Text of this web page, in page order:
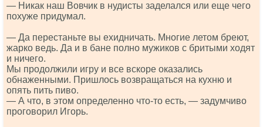
— Никак наш Вовчик в нудисты заделался или еще чего
похуже придумал.
— Да перестаньте вы ехидничать. Многие летом бреют,
жарко ведь. Да и в бане полно мужиков с бритыми ходят
и ничего.
Мы продолжили игру и все вскоре оказались
обнаженными. Пришлось возвращаться на кухню и
опять пить пиво.
— А что, в этом определенно что-то есть, — задумчиво
проговорил Игорь.